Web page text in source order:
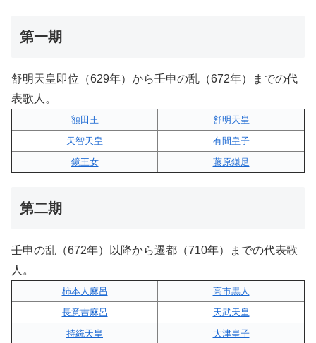
第一期
舒明天皇即位（629年）から壬申の乱（672年）までの代
表歌人。
額田王
舒明天皇
天智天皇
有間皇子
鏡王女
藤原鎌足
第二期
壬申の乱（672年）以降から遷都（710年）までの代表歌
人。
柿本人麻呂
高市黒人
長意吉麻呂
天武天皇
持統天皇
大津皇子